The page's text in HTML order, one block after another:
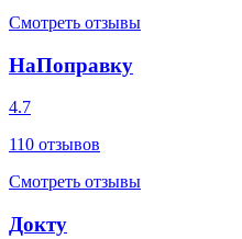
Смотреть отзывы
НаПоправку
4.7
110 отзывов
Смотреть отзывы
Докту